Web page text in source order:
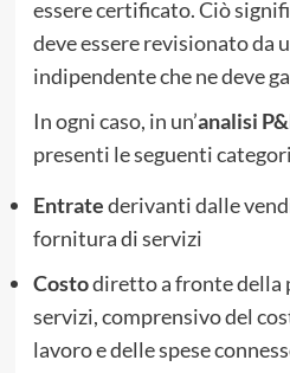
essere certificato. Ciò
deve essere revisionato da
indipendente che ne deve
In ogni caso, in un’analisi
presenti le seguenti
Entratederivanti dalle
fornitura di servizi
Costodiretto a fronte della
servizi, comprensivo del
lavoro e delle spese